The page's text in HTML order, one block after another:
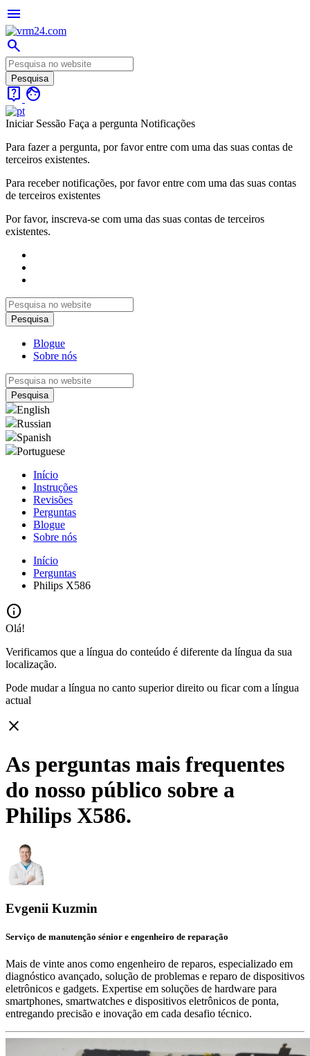
menu
search
live_help face
Iniciar Sessão Faça a pergunta Notificações
Para fazer a pergunta, por favor entre com uma das suas contas de
terceiros existentes.
Para receber notificações, por favor entre com uma das suas contas
de terceiros existentes
Por favor, inscreva-se com uma das suas contas de terceiros
existentes.
Blogue
Sobre nós
English
Russian
Spanish
Portuguese
Início
Instruções
Revisões
Perguntas
Blogue
Sobre nós
Início
Perguntas
Philips X586
info
Olá!
Verificamos que a língua do conteúdo é diferente da língua da sua
localização.
Pode mudar a língua no canto superior direito ou ficar com a língua
actual
close
As perguntas mais frequentes
do nosso público sobre a
Philips X586.
Evgenii Kuzmin
Serviço de manutenção sénior e engenheiro de reparação
Mais de vinte anos como engenheiro de reparos, especializado em
diagnóstico avançado, solução de problemas e reparo de dispositivos
eletrônicos e gadgets. Expertise em soluções de hardware para
smartphones, smartwatches e dispositivos eletrônicos de ponta,
entregando precisão e inovação em cada desafio técnico.